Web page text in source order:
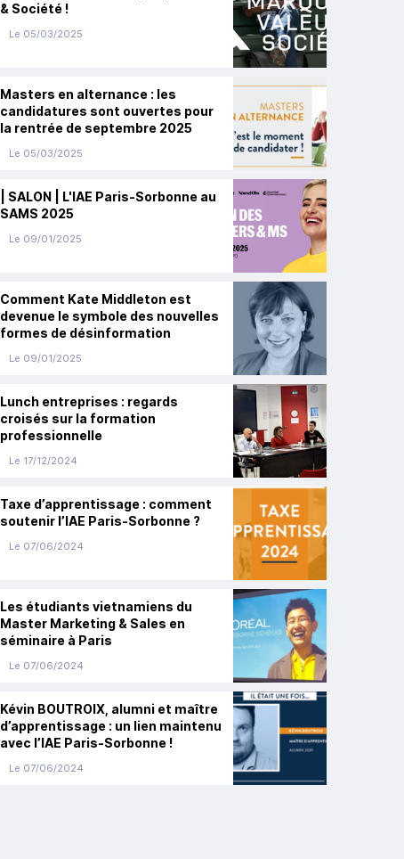
& Société !
Le 05/03/2025
Masters en alternance : les
candidatures sont ouvertes pour
la rentrée de septembre 2025
Le 05/03/2025
| SALON | L'IAE Paris-Sorbonne au
SAMS 2025
Le 09/01/2025
Comment Kate Middleton est
devenue le symbole des nouvelles
formes de désinformation
Le 09/01/2025
Lunch entreprises : regards
croisés sur la formation
professionnelle
Le 17/12/2024
Taxe d’apprentissage : comment
soutenir l’IAE Paris-Sorbonne ?
Le 07/06/2024
Les étudiants vietnamiens du
Master Marketing & Sales en
séminaire à Paris
Le 07/06/2024
Kévin BOUTROIX, alumni et maître
d’apprentissage : un lien maintenu
avec l’IAE Paris-Sorbonne !
Le 07/06/2024